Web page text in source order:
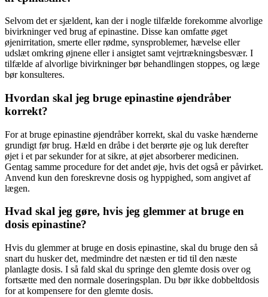
Selvom det er sjældent, kan der i nogle tilfælde forekomme alvorlige
bivirkninger ved brug af epinastine. Disse kan omfatte øget
øjenirritation, smerte eller rødme, synsproblemer, hævelse eller
udslæt omkring øjnene eller i ansigtet samt vejrtrækningsbesvær. I
tilfælde af alvorlige bivirkninger bør behandlingen stoppes, og læge
bør konsulteres.
Hvordan skal jeg bruge epinastine øjendråber
korrekt?
For at bruge epinastine øjendråber korrekt, skal du vaske hænderne
grundigt før brug. Hæld en dråbe i det berørte øje og luk derefter
øjet i et par sekunder for at sikre, at øjet absorberer medicinen.
Gentag samme procedure for det andet øje, hvis det også er påvirket.
Anvend kun den foreskrevne dosis og hyppighed, som angivet af
lægen.
Hvad skal jeg gøre, hvis jeg glemmer at bruge en
dosis epinastine?
Hvis du glemmer at bruge en dosis epinastine, skal du bruge den så
snart du husker det, medmindre det næsten er tid til den næste
planlagte dosis. I så fald skal du springe den glemte dosis over og
fortsætte med den normale doseringsplan. Du bør ikke dobbeltdosis
for at kompensere for den glemte dosis.